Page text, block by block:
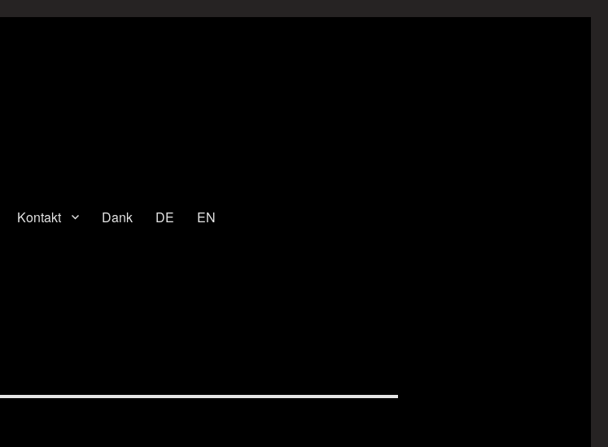
Kontakt Dank DE EN